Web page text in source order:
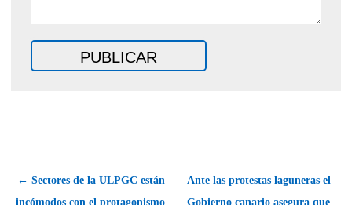
← Sectores de la ULPGC están
incómodos con el protagonismo
Ante las protestas laguneras el
Gobierno canario asegura que